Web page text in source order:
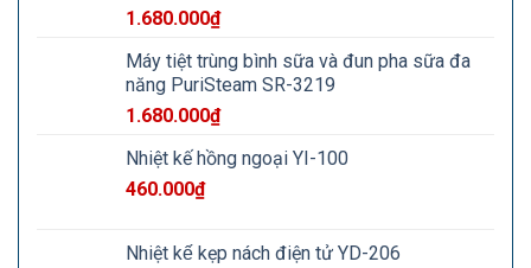
1.680.000₫
Máy tiệt trùng bình sữa và đun pha sữa đa
năng PuriSteam SR-3219
1.680.000₫
Nhiệt kế hồng ngoại YI-100
460.000₫
Nhiệt kế kẹp nách điện tử YD-206